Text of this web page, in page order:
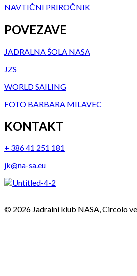
NAVTIČNI PRIROČNIK
POVEZAVE
JADRALNA ŠOLA NASA
JZS
WORLD SAILING
FOTO BARBARA MILAVEC
KONTAKT
+ 386 41 251 181
jk@na-sa.eu
© 2026 Jadralni klub NASA, Circolo